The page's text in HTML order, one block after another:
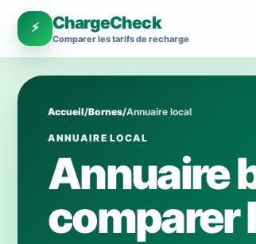
⚡ ChargeCheck
Comparer les tarifs de recharge
Accueil/Bornes/Annuaire local
ANNUAIRE LOCAL
Annuaire
comparer